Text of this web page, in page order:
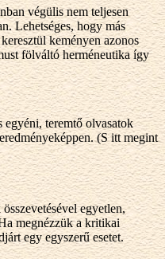
végülis nem teljesen
Lehetséges, hogy más
keményen azonos
fölváltó herméneutika így
egyéni, teremtő olvasatok
(S itt megint
egyetlen,
megnézzük a kritikai
egy egyszerű esetet.